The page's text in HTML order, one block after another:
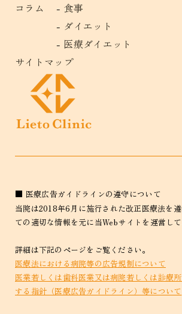
コラム
食事
ダイエット
医療ダイエット
サイトマップ
■ 医療広告ガイドラインの遵守について
当院は2018年6月に施行された改正医療法を
ての適切な情報を元に当Webサイトを運営して
詳細は下記のページをご覧ください。
医療法における病院等の広告規制について
医業若しくは歯科医業又は病院若しくは診療
する指針（医療広告ガイドライン）等について